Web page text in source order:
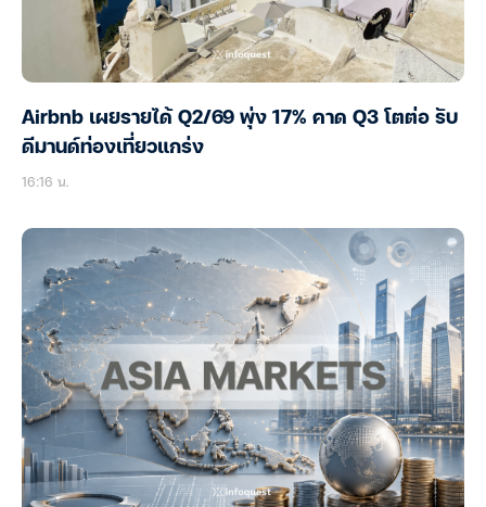
Airbnb เผยรายได้ Q2/69 พุ่ง 17% คาด Q3 โตต่อ รับ
ดีมานด์ท่องเที่ยวแกร่ง
16:16 น.